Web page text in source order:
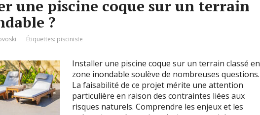
une piscine coque sur un terrain
?
Étiquettes: pisciniste
Installer une piscine coque sur un terrain classé en
zone inondable soulève de nombreuses questions.
La faisabilité de ce projet mérite une attention
particulière en raison des contraintes liées aux
risques naturels. Comprendre les enjeux et les